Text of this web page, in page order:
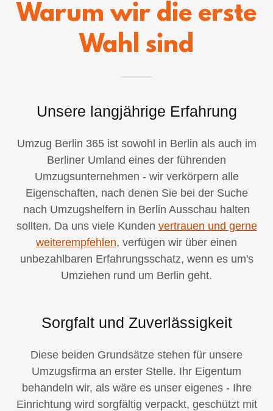
Warum wir die erste
Wahl sind
Unsere langjährige Erfahrung
Umzug Berlin 365 ist sowohl in Berlin als auch im
Berliner Umland eines der führenden
Umzugsunternehmen - wir verkörpern alle
Eigenschaften, nach denen Sie bei der Suche
nach Umzugshelfern in Berlin Ausschau halten
sollten. Da uns viele Kunden vertrauen und gerne
weiterempfehlen, verfügen wir über einen
unbezahlbaren Erfahrungsschatz, wenn es um's
Umziehen rund um Berlin geht.
Sorgfalt und Zuverlässigkeit
Diese beiden Grundsätze stehen für unsere
Umzugsfirma an erster Stelle. Ihr Eigentum
behandeln wir, als wäre es unser eigenes - Ihre
Einrichtung wird sorgfältig verpackt, geschützt mit